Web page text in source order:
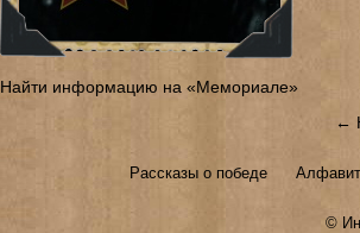
Найти информацию на «Мемориале»
←
Рассказы о победе
©